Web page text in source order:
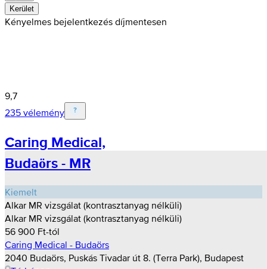
Kerület
Kényelmes bejelentkezés díjmentesen
9,7
235 vélemény
Caring Medical,
Budaörs - MR
Kiemelt
Alkar MR vizsgálat (kontrasztanyag nélküli)
Alkar MR vizsgálat (kontrasztanyag nélküli)
56 900 Ft-tól
Caring Medical - Budaörs
2040 Budaörs, Puskás Tivadar út 8. (Terra Park), Budapest